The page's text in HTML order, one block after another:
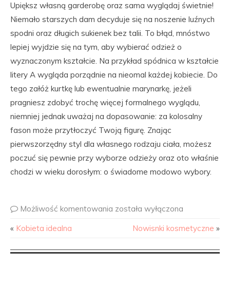
Upiększ własną garderobę oraz sama wyglądaj świetnie!
Niemało starszych dam decyduje się na noszenie luźnych
spodni oraz długich sukienek bez talii. To błąd, mnóstwo
lepiej wyjdzie się na tym, aby wybierać odzież o
wyznaczonym kształcie. Na przykład spódnica w kształcie
litery A wygląda porządnie na nieomal każdej kobiecie. Do
tego załóż kurtkę lub ewentualnie marynarkę, jeżeli
pragniesz zdobyć trochę więcej formalnego wyglądu,
niemniej jednak uważaj na dopasowanie: za kolosalny
fason może przytłoczyć Twoją figurę. Znając
pierwszorzędny styl dla własnego rodzaju ciała, możesz
poczuć się pewnie przy wyborze odzieży oraz oto właśnie
chodzi w wieku dorosłym: o świadome modowo wybory.
Możliwość komentowania została wyłączona
« Kobieta idealna Nowisnki kosmetyczne »